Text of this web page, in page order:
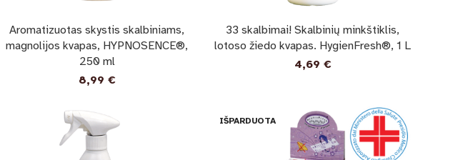
Aromatizuotas skystis skalbiniams,
magnolijos kvapas, HYPNOSENCE®,
250 ml
8,99 €
33 skalbimai! Skalbinių minkštiklis,
lotoso žiedo kvapas. HygienFresh®, 1 L
4,69 €
IŠPARDUOTA